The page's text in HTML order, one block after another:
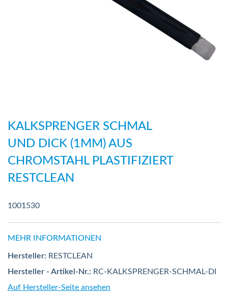
KALKSPRENGER SCHMAL
UND DICK (1MM) AUS
CHROMSTAHL PLASTIFIZIERT
RESTCLEAN
1001530
MEHR INFORMATIONEN
Hersteller: RESTCLEAN
Hersteller - Artikel-Nr.: RC-KALKSPRENGER-SCHMAL-DI
Auf Hersteller-Seite ansehen
Anfang
Bildergalerie
springen